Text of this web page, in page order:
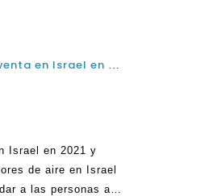
¿Cuál es el purificador de aire HEPA HEPA de la mejor venta en Israel en 2021 y 2022?
Israel en 2021 y
de aire en Israel
a las personas a